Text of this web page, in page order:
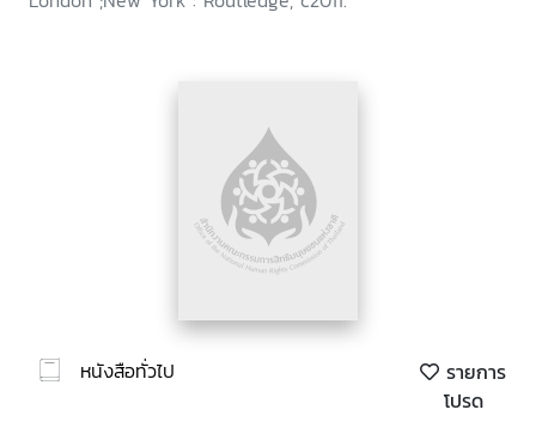
หนังสือทั่วไป
รายการ
โปรด